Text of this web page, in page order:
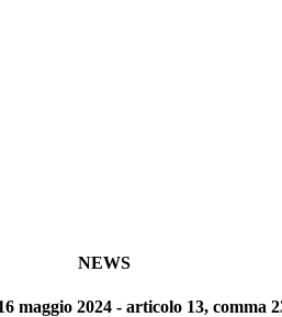
NEWS
maggio 2024 - articolo 13, comma